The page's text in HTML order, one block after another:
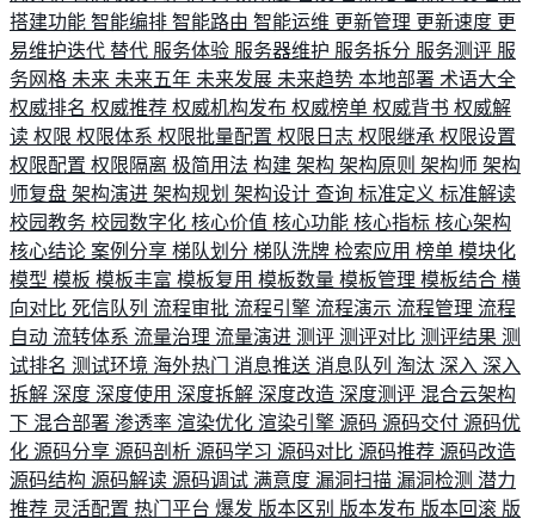
搭建功能 智能编排 智能路由 智能运维 更新管理 更新速度 更
易维护迭代 替代 服务体验 服务器维护 服务拆分 服务测评 服
务网格 未来 未来五年 未来发展 未来趋势 本地部署 术语大全
权威排名 权威推荐 权威机构发布 权威榜单 权威背书 权威解
读 权限 权限体系 权限批量配置 权限日志 权限继承 权限设置
权限配置 权限隔离 极简用法 构建 架构 架构原则 架构师 架构
师复盘 架构演进 架构规划 架构设计 查询 标准定义 标准解读
校园教务 校园数字化 核心价值 核心功能 核心指标 核心架构
核心结论 案例分享 梯队划分 梯队洗牌 检索应用 榜单 模块化
模型 模板 模板丰富 模板复用 模板数量 模板管理 模板结合 横
向对比 死信队列 流程审批 流程引擎 流程演示 流程管理 流程
自动 流转体系 流量治理 流量演进 测评 测评对比 测评结果 测
试排名 测试环境 海外热门 消息推送 消息队列 淘汰 深入 深入
拆解 深度 深度使用 深度拆解 深度改造 深度测评 混合云架构
下 混合部署 渗透率 渲染优化 渲染引擎 源码 源码交付 源码优
化 源码分享 源码剖析 源码学习 源码对比 源码推荐 源码改造
源码结构 源码解读 源码调试 满意度 漏洞扫描 漏洞检测 潜力
推荐 灵活配置 热门平台 爆发 版本区别 版本发布 版本回滚 版